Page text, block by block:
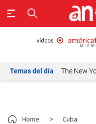
Temas del día The New
Home > Cuba